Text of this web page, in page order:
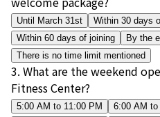
Until March 31st
Within 30 days
Within 60 days of joining
By the
There is no time limit mentioned
3. What are the weekend
Fitness Center?
5:00 AM to 11:00 PM
6:00 AM to